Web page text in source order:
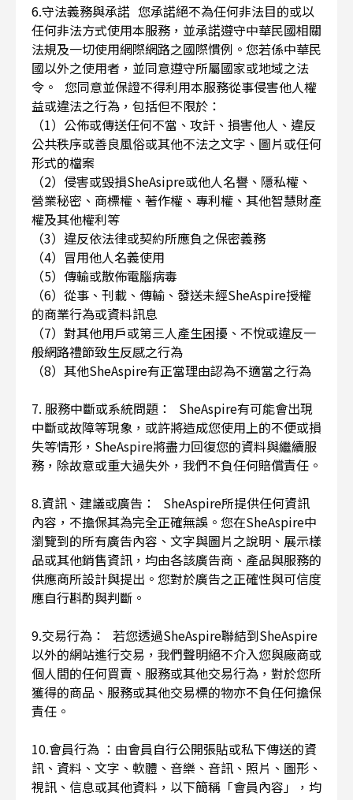
6.守法義務與承諾 您承諾絕不為任何非法目的或以
任何非法方式使用本服務，並承諾遵守中華民國相關
法規及一切使用網際網路之國際慣例。您若係中華民
國以外之使用者，並同意遵守所屬國家或地域之法
令。 您同意並保證不得利用本服務從事侵害他人權
益或違法之行為，包括但不限於：
（1）公佈或傳送任何不當、攻訐、損害他人、違反
公共秩序或善良風俗或其他不法之文字、圖片或任何
形式的檔案
（2）侵害或毀損SheAsipre或他人名譽、隱私權、
營業秘密、商標權、著作權、專利權、其他智慧財產
權及其他權利等
（3）違反依法律或契約所應負之保密義務
（4）冒用他人名義使用
（5）傳輸或散佈電腦病毒
（6）從事、刊載、傳輸、發送未經SheAspire授權
的商業行為或資料訊息
（7）對其他用戶或第三人產生困擾、不悅或違反一
般網路禮節致生反感之行為
（8）其他SheAspire有正當理由認為不適當之行為
7. 服務中斷或系統問題： SheAspire有可能會出現
中斷或故障等現象，或許將造成您使用上的不便或損
失等情形，SheAspire將盡力回復您的資料與繼續服
務，除故意或重大過失外，我們不負任何賠償責任。
8.資訊、建議或廣告： SheAspire所提供任何資訊
內容，不擔保其為完全正確無誤。您在SheAspire中
瀏覽到的所有廣告內容、文字與圖片之說明、展示樣
品或其他銷售資訊，均由各該廣告商、產品與服務的
供應商所設計與提出。您對於廣告之正確性與可信度
應自行斟酌與判斷。
9.交易行為： 若您透過SheAspire聯結到SheAspire
以外的網站進行交易，我們聲明絕不介入您與廠商或
個人間的任何買賣、服務或其他交易行為，對於您所
獲得的商品、服務或其他交易標的物亦不負任何擔保
責任。
10.會員行為 ：由會員自行公開張貼或私下傳送的資
訊、資料、文字、軟體、音樂、音訊、照片、圖形、
視訊、信息或其他資料，以下簡稱「會員內容」，均